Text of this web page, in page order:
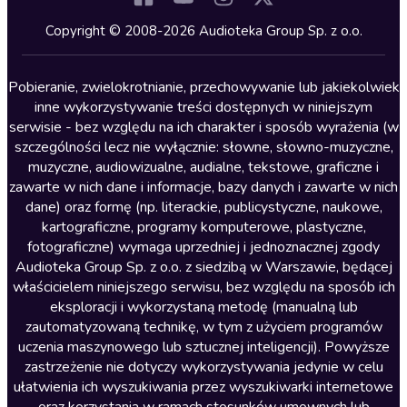
Kryminały
Lektury szkolne
Literatura anglojęzyczna
Literatura faktu
Literatura obyczajowa
Literatura piękna obca
Literatura piękna polska
Nagrania relaksacyjne
Nauka języków
Nauki humanistyczne
Podcasty i audycje
Polityka
Prasa
Copyright © 2008-2026 Audioteka Group Sp. z o.o.
Pobieranie, zwielokrotnianie, przechowywanie lub jakiekolwiek
inne wykorzystywanie treści dostępnych w niniejszym
serwisie - bez względu na ich charakter i sposób wyrażenia (w
szczególności lecz nie wyłącznie: słowne, słowno-muzyczne,
muzyczne, audiowizualne, audialne, tekstowe, graficzne i
zawarte w nich dane i informacje, bazy danych i zawarte w nich
dane) oraz formę (np. literackie, publicystyczne, naukowe,
kartograficzne, programy komputerowe, plastyczne,
fotograficzne) wymaga uprzedniej i jednoznacznej zgody
Audioteka Group Sp. z o.o. z siedzibą w Warszawie, będącej
właścicielem niniejszego serwisu, bez względu na sposób ich
eksploracji i wykorzystaną metodę (manualną lub
zautomatyzowaną technikę, w tym z użyciem programów
uczenia maszynowego lub sztucznej inteligencji). Powyższe
zastrzeżenie nie dotyczy wykorzystywania jedynie w celu
ułatwienia ich wyszukiwania przez wyszukiwarki internetowe